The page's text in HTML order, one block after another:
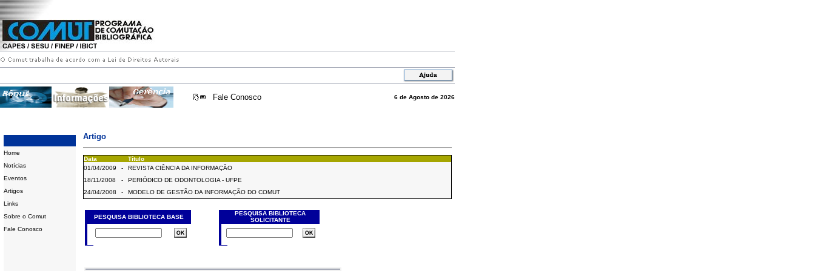
Fale Conosco 6 de Agosto de 2026
Home
Notícias
Eventos
Artigos
Links
Sobre o Comut
Fale Conosco
Artigo
Data
Título
01/04/2009
-
REVISTA CIÊNCIA DA INFORMAÇÃO
18/11/2008
-
PERIÓDICO DE ODONTOLOGIA - UFPE
24/04/2008
- MODELO DE GESTÃO DA INFORMAÇÃO DO COMUT
PESQUISA BIBLIOTECA BASE
PESQUISA BIBLIOTECA
SOLICITANTE